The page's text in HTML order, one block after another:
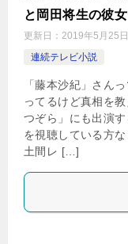
と岡田将生の彼女
更新日： 2019年5月25日
連続テレビ小説
「藤本沙紀」さん
ってるけど真相を
つぞら」にも出演
を視聴している方
土間レ […]